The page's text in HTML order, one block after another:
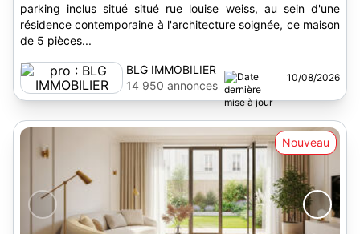
parking inclus situé situé rue louise weiss, au sein d'une
résidence contemporaine à l'architecture soignée, ce maison
de 5 pièces...
BLG IMMOBILIER
14 950 annonces
10/08/2026
Nouveau